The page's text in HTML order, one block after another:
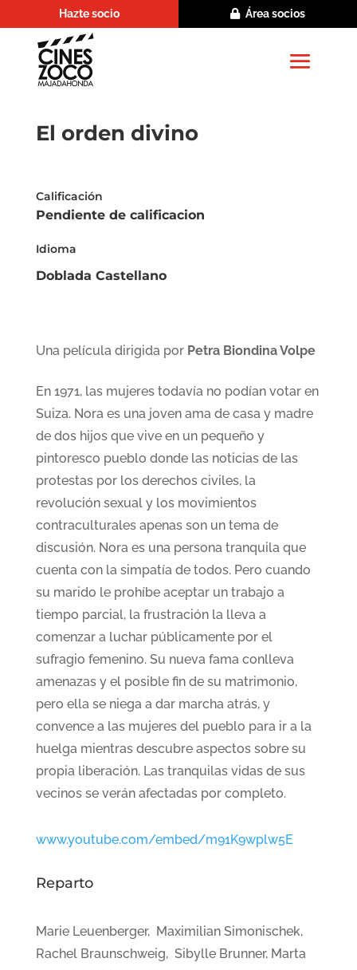
Hazte socio Área socios
El orden divino
Calificación
Pendiente de calificacion
Idioma
Doblada Castellano
Una película dirigida por Petra Biondina Volpe
En 1971, las mujeres todavía no podían votar en
Suiza. Nora es una joven ama de casa y madre
de dos hijos que vive en un pequeño y
pintoresco pueblo donde las noticias de las
protestas por los derechos civiles, la
revolución sexual y los movimientos
contraculturales apenas son un tema de
discusión. Nora es una persona tranquila que
cuenta con la simpatía de todos. Pero cuando
su marido le prohíbe aceptar un trabajo a
tiempo parcial, la frustración la lleva a
comenzar a luchar públicamente por el
sufragio femenino. Su nueva fama conlleva
amenazas y el posible fin de su matrimonio,
pero ella se niega a dar marcha atrás, y
convence a las mujeres del pueblo para ir a la
huelga mientras descubre aspectos sobre su
propia liberación. Las tranquilas vidas de sus
vecinos se verán afectadas por completo.
www.youtube.com/embed/m91K9wplw5E
Reparto
Marie Leuenberger, Maximilian Simonischek,
Rachel Braunschweig, Sibylle Brunner, Marta